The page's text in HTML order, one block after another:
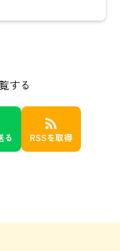
する
る
rss_feed
RSSを取得